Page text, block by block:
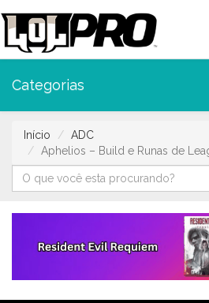
Categorias
Início
ADC
Aphelios – Build e Runas de